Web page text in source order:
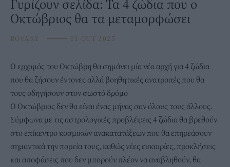
Γυρίζουν σελίδα: Τα 4 ζώδια που ο
Οκτώβριος θα τα μεταμορφώσει
BOVARY ⸻ 01 OCT 2025
Ο ερχομός του Οκτώβρη θα σημάνει μία νέα αρχή για 4 ζώδια
που θα ζήσουν έντονες αλλά βοηθητικές ανατροπές που θα
τους οδηγήσουν στον σωστό δρόμο
Ο Οκτώβριος δεν θα είναι ένας μήνας σαν όλους τους άλλους.
Σύμφωνα με τις αστρολογικές προβλέψεις 4 ζώδια θα βρεθούν
στο επίκεντρο κοσμικών ανακατατάξεων που θα επηρεάσουν
σημαντικά την πορεία τους, καθώς νέες ευκαιρίες, προκλήσεις
και αποφάσεις που δεν μπορούν πλέον να αναβληθούν, θα